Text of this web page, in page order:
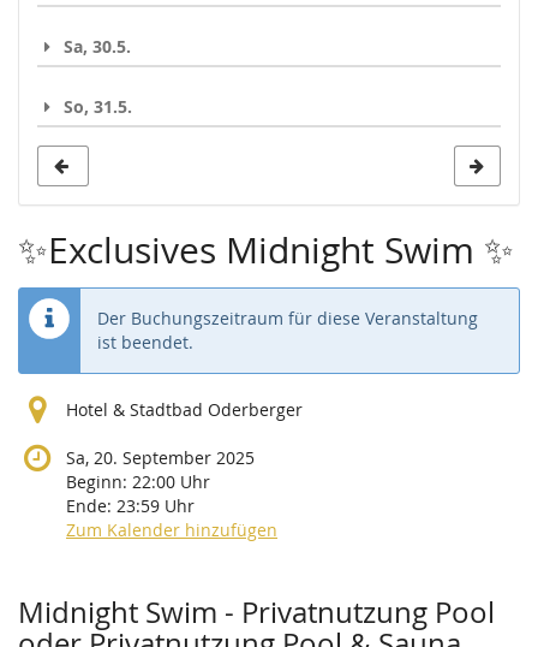
Sa, 30.5.
So, 31.5.
✨Exclusives Midnight Swim ✨
Der Buchungszeitraum für diese Veranstaltung
ist beendet.
Hotel & Stadtbad Oderberger
Sa, 20. September 2025
Beginn: 22:00 Uhr
Ende: 23:59 Uhr
Zum Kalender hinzufügen
Produkte
Midnight Swim - Privatnutzung Pool